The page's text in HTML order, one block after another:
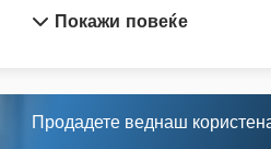
Maweg
Omga
Покажи повеќе
Продадете веднаш